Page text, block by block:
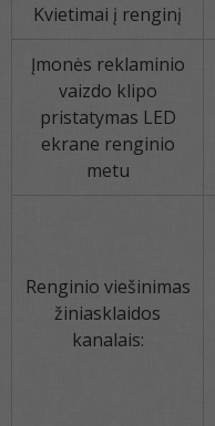
Kvietimai į renginį
Įmonės reklaminio
vaizdo klipo
pristatymas LED
ekrane renginio
metu
Renginio viešinimas
žiniasklaidos
kanalais: